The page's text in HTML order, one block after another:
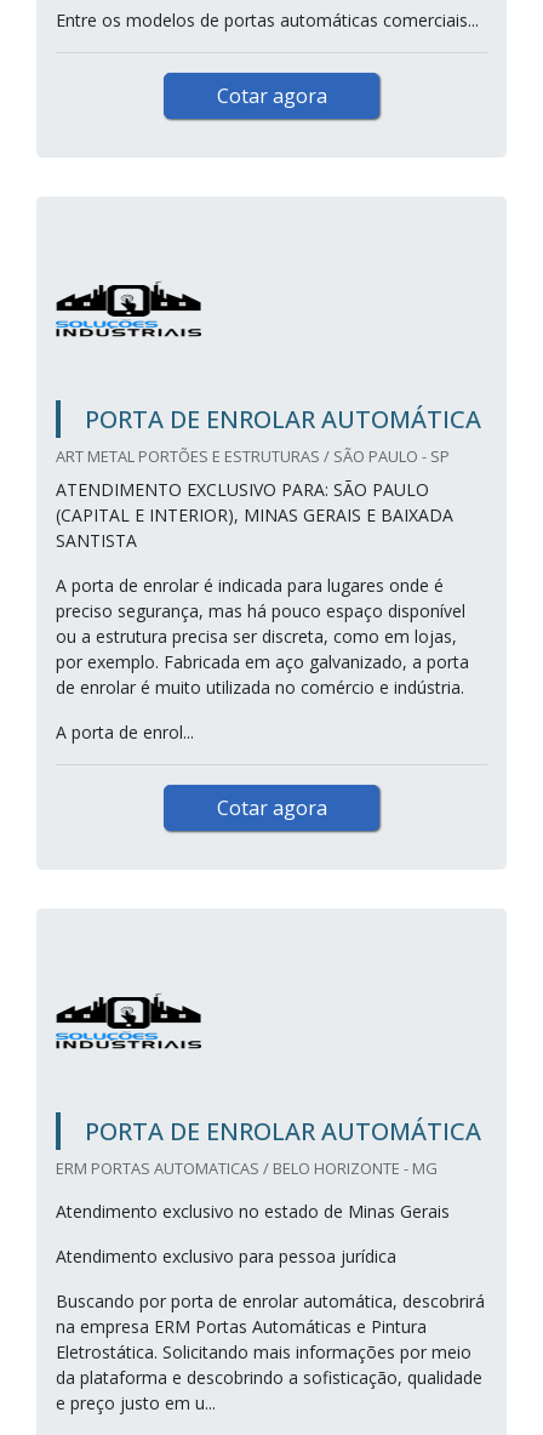
Entre os modelos de portas automáticas comerciais...
Cotar agora
PORTA DE ENROLAR AUTOMÁTICA
ART METAL PORTÕES E ESTRUTURAS / SÃO PAULO - SP
ATENDIMENTO EXCLUSIVO PARA: SÃO PAULO
(CAPITAL E INTERIOR), MINAS GERAIS E BAIXADA
SANTISTA
A porta de enrolar é indicada para lugares onde é
preciso segurança, mas há pouco espaço disponível
ou a estrutura precisa ser discreta, como em lojas,
por exemplo. Fabricada em aço galvanizado, a porta
de enrolar é muito utilizada no comércio e indústria.
A porta de enrol...
Cotar agora
PORTA DE ENROLAR AUTOMÁTICA
ERM PORTAS AUTOMATICAS / BELO HORIZONTE - MG
Atendimento exclusivo no estado de Minas Gerais
Atendimento exclusivo para pessoa jurídica
Buscando por porta de enrolar automática, descobrirá
na empresa ERM Portas Automáticas e Pintura
Eletrostática. Solicitando mais informações por meio
da plataforma e descobrindo a sofisticação, qualidade
e preço justo em u...